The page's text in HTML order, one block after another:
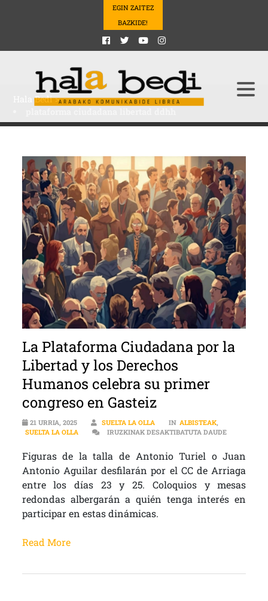
EGIN ZAITEZ
BAZKIDE!
Hala Bedi>
La Plataforma Ciudadana por la
Libertad y los Derechos
Humanos celebra su primer
congreso en Gasteiz
21 URRIA, 2025 SUELTA LA OLLA IN ALBISTEAK,
SUELTA LA OLLA
IRUZKINAK DESAKTIBATUTA DAUDELA
Figuras de la talla de Antonio Turiel o Juan
Antonio Aguilar desfilarán por el CC de Arriaga
entre los días 23 y 25. Coloquios y mesas
redondas albergarán a quién tenga interés en
participar en estas dinámicas.
Read More